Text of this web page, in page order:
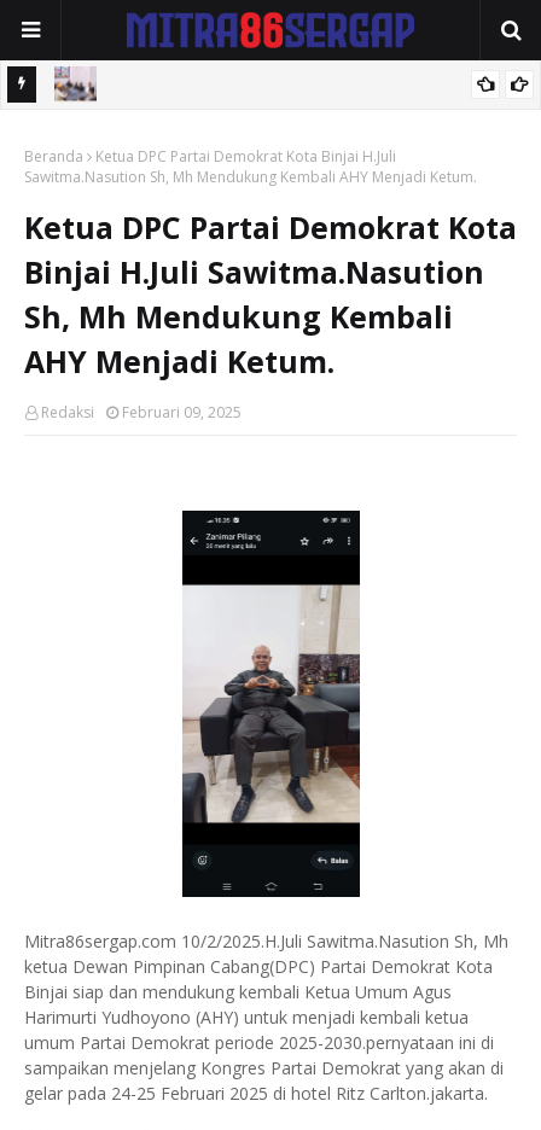
Kapolres Batubara Terima Audiensi Majelis Kedatukan Melayu
Hatta
Beranda
Ketua DPC Partai Demokrat Kota Binjai H.Juli
Sawitma.Nasution Sh, Mh Mendukung Kembali AHY Menjadi Ketum.
Ketua DPC Partai Demokrat Kota
Binjai H.Juli Sawitma.Nasution
Sh, Mh Mendukung Kembali
AHY Menjadi Ketum.
Redaksi Februari 09, 2025
Mitra86sergap.com 10/2/2025.H.Juli Sawitma.Nasution Sh, Mh
ketua Dewan Pimpinan Cabang(DPC) Partai Demokrat Kota
Binjai siap dan mendukung kembali Ketua Umum Agus
Harimurti Yudhoyono (AHY) untuk menjadi kembali ketua
umum Partai Demokrat periode 2025-2030.pernyataan ini di
sampaikan menjelang Kongres Partai Demokrat yang akan di
gelar pada 24-25 Februari 2025 di hotel Ritz Carlton.jakarta.